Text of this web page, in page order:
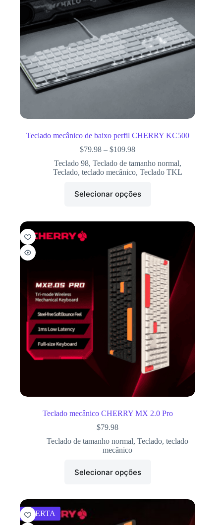
Teclado mecânico de baixo perfil CHERRY KC500
$79.98 – $109.98
Teclado 98, Teclado de tamanho normal,
Teclado, teclado mecânico, Teclado TKL
Selecionar opções
Teclado mecânico CHERRY MX 2.0 Pro
$79.98
Teclado de tamanho normal,Teclado,teclado
mecânico
Selecionar opções
OFERTA